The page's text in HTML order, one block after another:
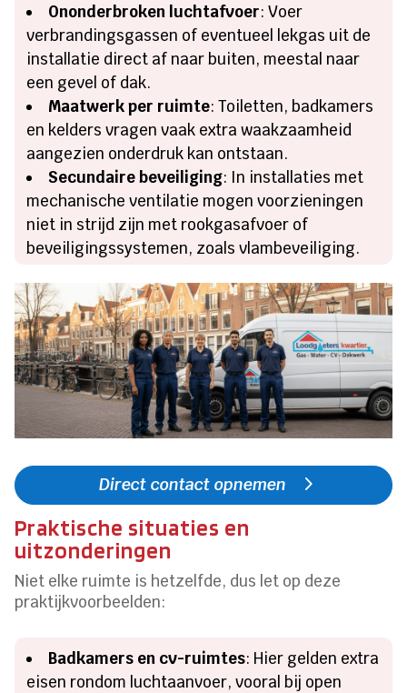
Ononderbroken luchtafvoer: Voer
verbrandingsgassen of eventueel lekgas uit de
installatie direct af naar buiten, meestal naar
een gevel of dak.
Maatwerk per ruimte: Toiletten, badkamers
en kelders vragen vaak extra waakzaamheid
aangezien onderdruk kan ontstaan.
Secundaire beveiliging: In installaties met
mechanische ventilatie mogen voorzieningen
niet in strijd zijn met rookgasafvoer of
beveiligingssystemen, zoals vlambeveiliging.
Direct contact opnemen
Praktische situaties en
uitzonderingen
Niet elke ruimte is hetzelfde, dus let op deze
praktijkvoorbeelden:
Badkamers en cv-ruimtes: Hier gelden extra
eisen rondom luchtaanvoer, vooral bij open